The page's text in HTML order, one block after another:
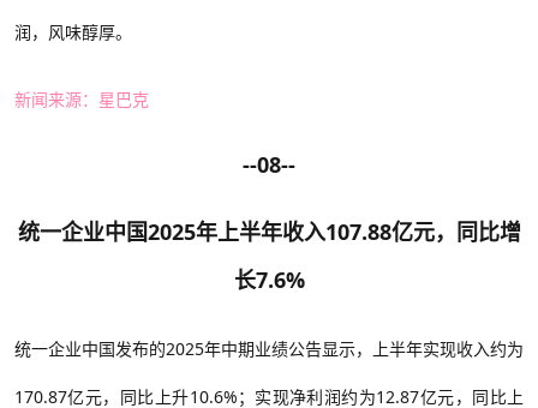
润，风味醇厚。
新闻来源：星巴克
--08--
统一企业中国2025年上半年收入107.88亿元，同比增
长7.6%
统一企业中国发布的2025年中期业绩公告显示，上半年实现收入约为
170.87亿元，同比上升10.6%；实现净利润约为12.87亿元，同比上